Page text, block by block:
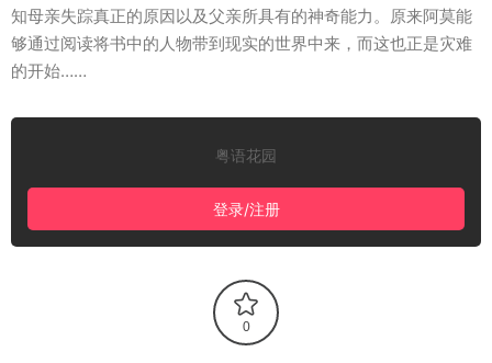
知母亲失踪真正的原因以及父亲所具有的神奇能力。原来阿莫能
够通过阅读将书中的人物带到现实的世界中来，而这也正是灾难
的开始……
粤语花园
登录/注册
0